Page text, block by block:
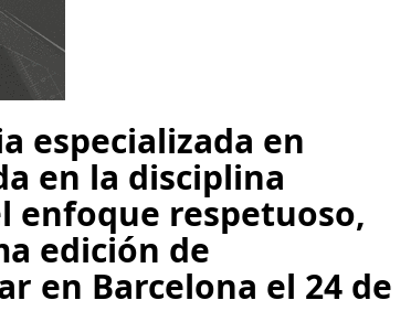
especializada en
en la disciplina
enfoque respetuoso,
edición de
en Barcelona el 24 de